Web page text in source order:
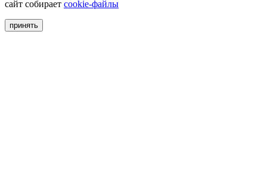
сайт собирает сookie-файлы
принять